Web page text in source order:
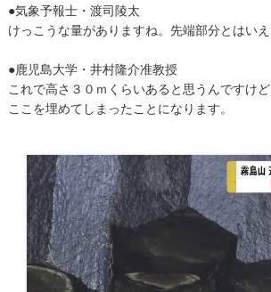
●気象予報士・渡司陵太
けっこうな量がありますね。先端部分とはい
●鹿児島大学・井村隆介准教授
これで高さ３０ｍくらいあると思うんですけ
ここを埋めてしまったことになります。